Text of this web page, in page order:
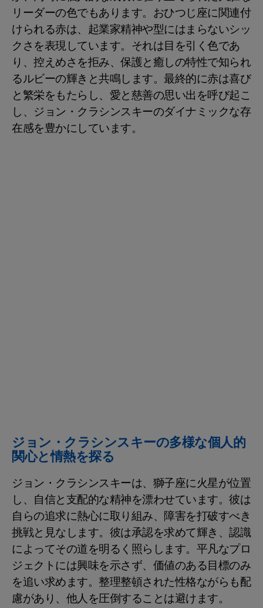
リーダーの色でもあります。おひつじ座に関連付
けられる赤は、起業家精神や型にはまらないシッ
クさを表現しています。それは目を引く色であ
り、控えめさを拒み、保護と癒しの特性で知られ
るルビーの輝きと共鳴します。最終的に赤は喜び
と繁栄をもたらし、愛と慈善の思い出を呼び起こ
し、ジョン・クラシンスキーのダイナミックな存
在感を豊かにしています。
ジョン・クラシンスキーの多様な個人的
関心と情熱を探る
ジョン・クラシンスキーは、獅子座に火星が位置
し、自信と支配的な精神を漂わせています。彼は
自らの追求に熱心に取り組み、障害を打破すべき
挑戦と見なします。彼は承認を求めて輝き、認識
によってその道を明るく照らします。平凡なプロ
ジェクトには興味を示さず、価値のある目標のみ
を追い求めます。整理整頓された性格ながらも配
慮があり、他人を圧倒することは避けます。